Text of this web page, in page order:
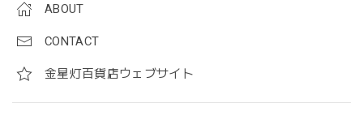
ABOUT
CONTACT
金星灯百貨店ウェブサイト